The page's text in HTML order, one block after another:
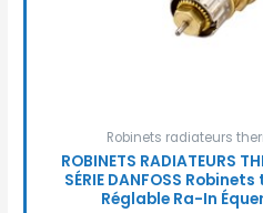
Robinets radiateurs
ROBINETS RADIATEURS
SÉRIE DANFOSS
Réglable Ra-In